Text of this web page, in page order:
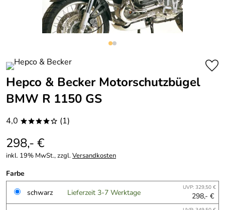
Hepco & Becker Motorschutzbügel
BMW R 1150 GS
4,0 ****o (1)
298,- €
inkl. 19% MwSt., zzgl.Versandkosten
Farbe
schwarz
Lieferzeit 3-7 Werktage UVP: 329,50 €
298,- €